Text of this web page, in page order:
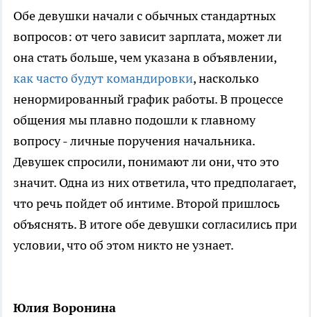
Обе девушки начали с обычных стандартных
вопросов: от чего зависит зарплата, может ли
она стать больше, чем указана в объявлении,
как часто будут командировки, насколько
ненормированный график работы. В процессе
общения мы плавно подошли к главному
вопросу - личные поручения начальника.
Девушек спросили, понимают ли они, что это
значит. Одна из них ответила, что предполагает,
что речь пойдет об интиме. Второй пришлось
объяснять. В итоге обе девушки согласились при
условии, что об этом никто не узнает.
Юлия Воронина